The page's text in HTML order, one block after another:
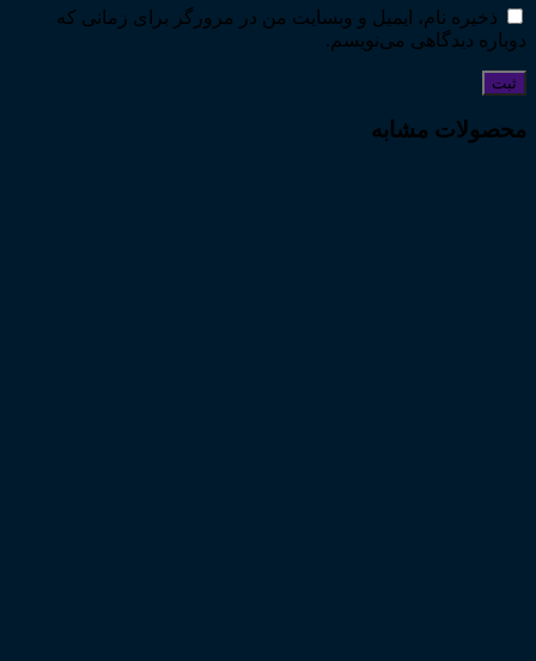
ذخیره نام، ایمیل و وبسایت من در مرورگر برای زمانی که
دوباره دیدگاهی می‌نویسم.
محصولات مشابه